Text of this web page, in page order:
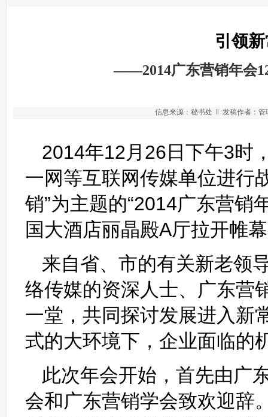
引领
——2014广东营销年会
信息来源：秘书处 ‖ 发稿作者：
2014年12月26日下午3时
一网等互联网传媒单位进行
销”为主题的“2014广东营销
国大酒店丽晶殿A厅拉开帷
来自省、市的有关新老领
络传媒的资深人士、广东营
一堂，共同探讨发展进入新
式的大环境下，企业面临的
此次年会开始，首先由广
会和广东营销学会致欢迎辞